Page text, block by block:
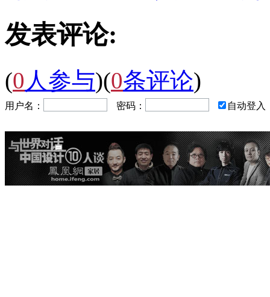
发表评论:
(0 人参与)(0条评论)
用户名： 密码： 自动登入